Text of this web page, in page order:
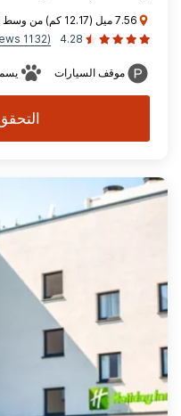
7.56 ميل (12.17 كم) من وسط المدينة Munich
4.28
(1132 reviews)
موقف السيارات